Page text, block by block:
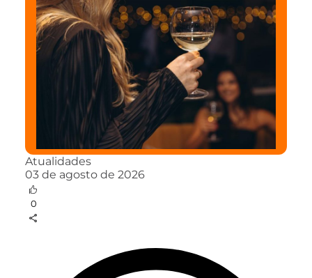
Atualidades
03 de agosto de 2026
0